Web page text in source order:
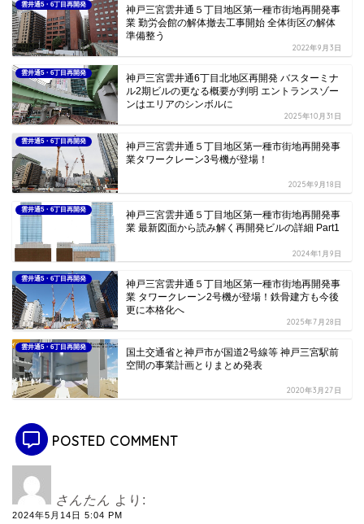
雲井通5・6丁目再開発
神戸三宮雲井通５丁目地区第一種市街地再開発事
業 勤労会館の解体撤去工事開始 全体街区の解体
準備整う
2022年9月3日
雲井通5・6丁目再開発
神戸三宮雲井通6丁目北地区再開発 バスターミナ
ル2期ビルの更なる概要が判明 エントランスゾー
ンはエリアのシンボルに
2025年10月31日
雲井通5・6丁目再開発
神戸三宮雲井通５丁目地区第一種市街地再開発事
業タワークレーン3号機が登場！
2025年9月18日
雲井通5・6丁目再開発
神戸三宮雲井通５丁目地区第一種市街地再開発事
業 最新図面から読み解く再開発ビルの詳細 Part1
2024年1月9日
雲井通5・6丁目再開発
神戸三宮雲井通５丁目地区第一種市街地再開発事
業 タワークレーン2号機が登場！鉄骨建方も今後
更に本格化へ
2025年7月28日
雲井通5・6丁目再開発
国土交通省と神戸市が国道2号線等 神戸三宮駅前
空間の事業計画とりまとめ発表
2020年3月27日
POSTED COMMENT
さんたん より:
2024年5月14日 5:04 PM